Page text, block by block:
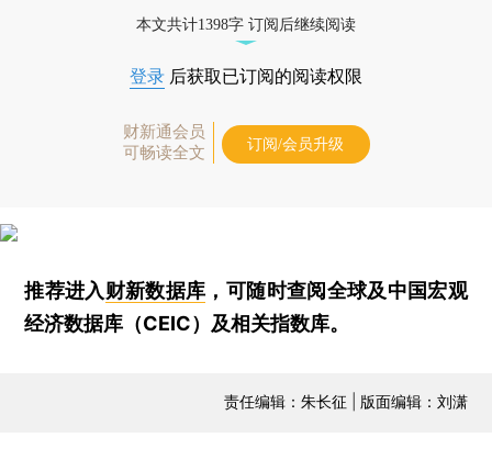
本文共计1398字 订阅后继续阅读
登录 后获取已订阅的阅读权限
财新通会员
可畅读全文
订阅/会员升级
推荐进入财新数据库 ，可随时查阅全球及中国宏观
经济数据库（CEIC）及相关指数库。
责任编辑：朱长征 | 版面编辑：刘潇